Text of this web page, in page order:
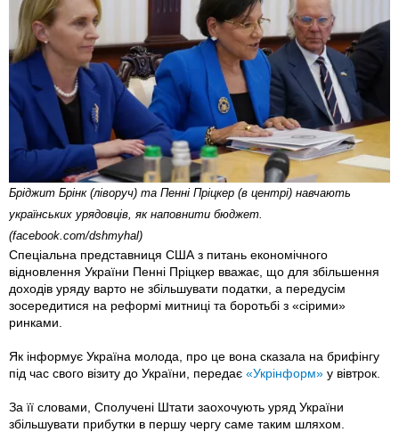
Бріджит Брінк (ліворуч) та Пенні Пріцкер (в центрі) навчають
українських урядовців, як наповнити бюджет.
(facebook.com/dshmyhal)
Спеціальна представниця США з питань економічного
відновлення України Пенні Пріцкер вважає, що для збільшення
доходів уряду варто не збільшувати податки, а передусім
зосередитися на реформі митниці та боротьбі з «сірими»
ринками.
Як інформує Україна молода, про це вона сказала на брифінгу
під час свого візиту до України, передає «Укрінформ» у вівтрок.
За її словами, Сполучені Штати заохочують уряд України
збільшувати прибутки в першу чергу саме таким шляхом.